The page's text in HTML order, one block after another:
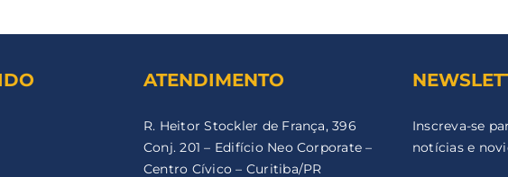
ATENDIMENTO
R. Heitor Stockler de França, 396
Conj. 201 – Edifício Neo Corporate –
Centro Cívico – Curitiba/PR
Inscreva-se
notícias e